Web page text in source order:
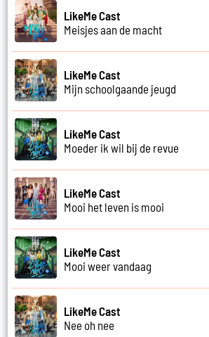
LikeMe Cast
Meisjes aan de macht
LikeMe Cast
Mijn schoolgaande jeugd
LikeMe Cast
Moeder ik wil bij de revue
LikeMe Cast
Mooi het leven is mooi
LikeMe Cast
Mooi weer vandaag
LikeMe Cast
Nee oh nee